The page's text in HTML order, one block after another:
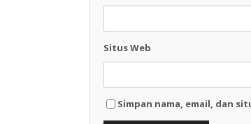
Situs Web
Simpan nama, email, dan